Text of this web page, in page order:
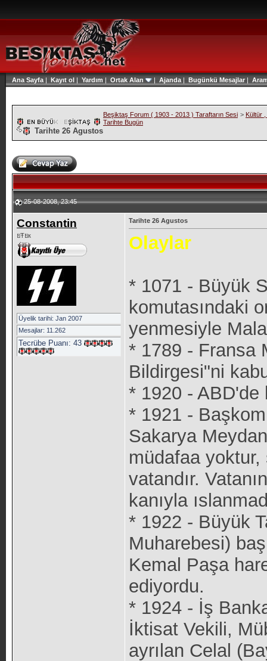
Ana Sayfa | Kayıt ol | Yardım | Ortak Alan | Ajanda | Bugünkü Mesajlar|
Beşiktaş Forum ( 1903 - 2013 ) Taraftarın Sesi > Kültür
Tarihte Bugün
Tarihte 26 Agustos
25-08-2008, 23:45
Constantin
ยŦยк
Üyelik tarihi: Jan 2007
Mesajlar: 11.262
Tecrübe Puanı: 43
Tarihte 26 Agustos
Olaylar
* 1071 - Büyük
komutasındaki
yenmesiyle
* 1789 - Fransa
Bildirgesi"ni
* 1920 - ABD'de
* 1921 -
Sakarya
müdafaa yoktur,
vatandır.
kanıyla
* 1922 - Büyük
Muharebesi)
Kemal Paşa
ediyordu.
* 1924 - İş
İktisat Vekili,
ayrılan Celal